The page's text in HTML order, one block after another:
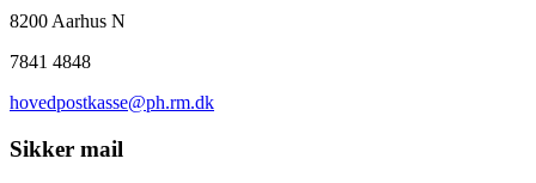
8200 Aarhus N
7841 4848
hovedpostkasse@ph.rm.dk
Sikker mail